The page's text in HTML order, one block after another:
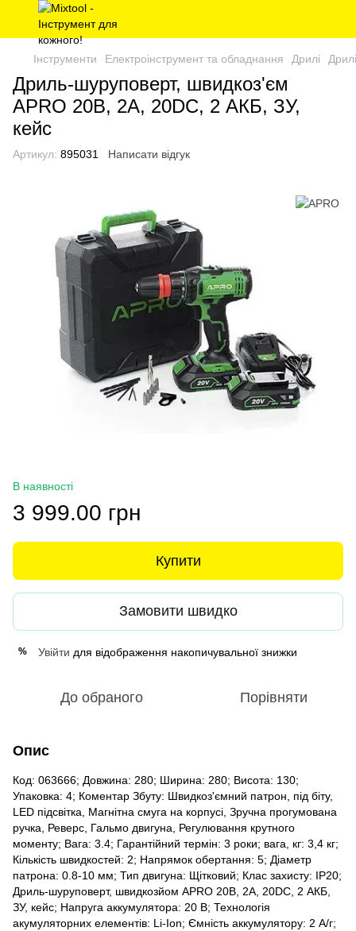
Інструменти Електроінструмент та обладнання Дрилі
Дриль-шуруповерт, швидкоз'єм
APRO 20В, 2А, 20DC, 2 АКБ, ЗУ,
кейс
Артикул: 895031 Написати відгук
В наявності
3 999.00 грн
Купити
Замовити швидко
% Увійти для відображення накопичувальної знижки
До обраного Порівняти
Опис
Код: 063666; Довжина: 280; Ширина: 280; Висота: 130;
Упаковка: 4; Коментар Збуту: Швидкоз'ємний патрон, під біту,
LED підсвітка, Магнітна смуга на корпусі, Зручна прогумована
ручка, Реверс, Гальмо двигуна, Регулювання крутного
моменту; Вага: 3.4; Гарантійний термін: 3 роки; вага, кг: 3,4 кг;
Кількість швидкостей: 2; Напрямок обертання: 5; Діаметр
патрона: 0.8-10 мм; Тип двигуна: Щітковий; Клас захисту: IP20;
Дриль-шуруповерт, швидкозйом APRO 20В, 2А, 20DC, 2 АКБ,
ЗУ, кейс; Напруга аккумулятора: 20 В; Технологія
акумуляторних елементів: Li-Ion; Ємність аккумулятору: 2 А/г;